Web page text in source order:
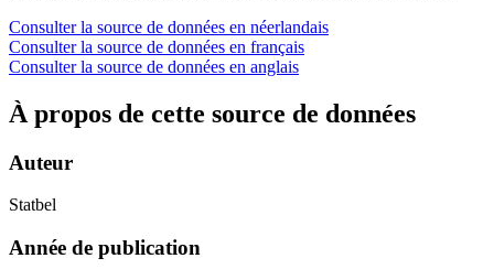
Consulter la source de données en néerlandais
Consulter la source de données en français
Consulter la source de données en anglais
À propos de cette source de données
Auteur
Statbel
Année de publication